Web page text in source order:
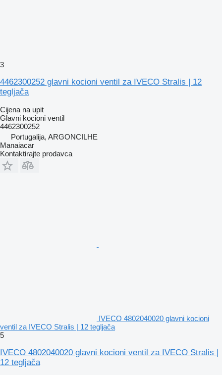
3
4462300252 glavni kocioni ventil za IVECO Stralis | 12
tegljača
Cijena na upit
Glavni kocioni ventil
4462300252
Portugalija, ARGONCILHE
Manaiacar
Kontaktirajte prodavca
IVECO 4802040020 glavni kocioni
ventil za IVECO Stralis | 12 tegljača
5
IVECO 4802040020 glavni kocioni ventil za IVECO Stralis |
12 tegljača